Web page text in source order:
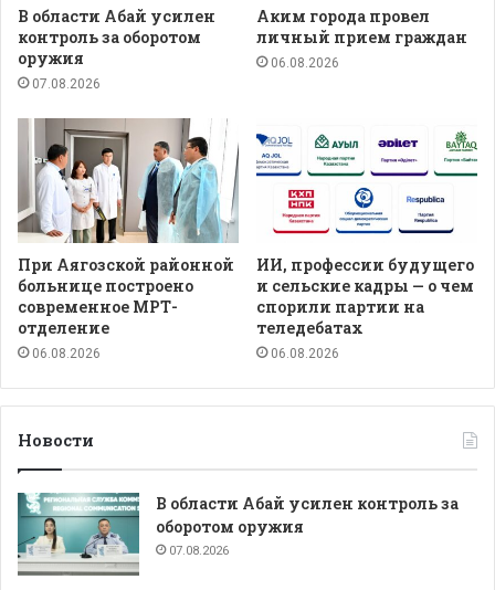
В области Абай усилен
контроль за оборотом
оружия
07.08.2026
Аким города провел
личный прием граждан
06.08.2026
При Аягозской районной
больнице построено
современное МРТ-
отделение
06.08.2026
ИИ, профессии будущего
и сельские кадры — о чем
спорили партии на
теледебатах
06.08.2026
Новости
В области Абай усилен контроль за
оборотом оружия
07.08.2026